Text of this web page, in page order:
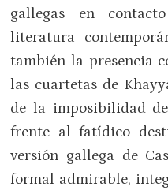
gallegas en
literatura
también la presencia
las cuartetas de
de la imposibilidad
frente al fatídico
versión gallega de
formal admirable,